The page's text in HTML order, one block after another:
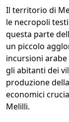
Il territorio di
le necropoli
questa parte
un piccolo
incursioni
gli abitanti dei
produzione
economici
Melilli.